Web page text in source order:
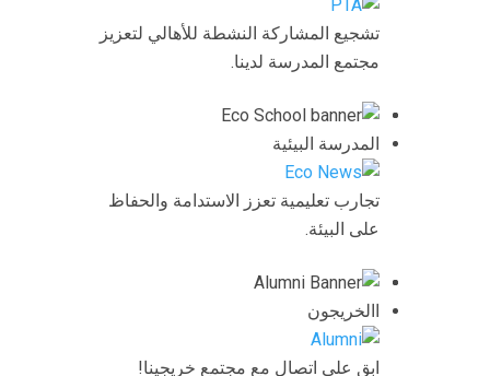
تشجيع المشاركة النشطة للأهالي لتعزيز
مجتمع المدرسة لدينا.
المدرسة البيئية
تجارب تعليمية تعزز الاستدامة والحفاظ
على البيئة.
االخريجون
ابق على اتصال مع مجتمع خريجينا!